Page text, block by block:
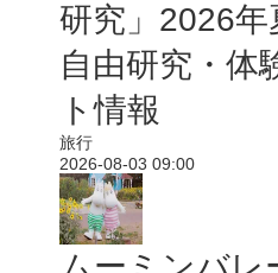
研究」2026年
自由研究・体
ト情報
旅行
2026-08-03 09:00